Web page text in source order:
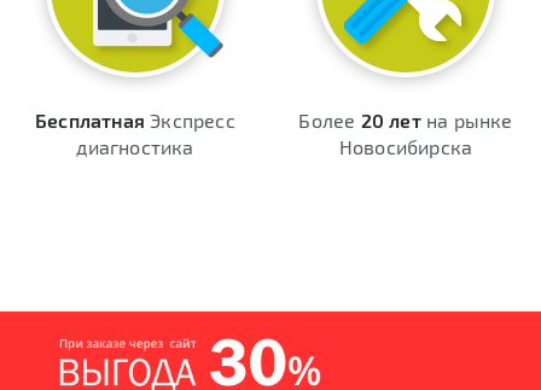
Бесплатная Экспресс
диагностика
Более 20 летна рынке
Новосибирска